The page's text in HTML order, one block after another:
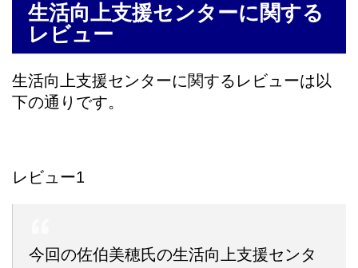
生活向上支援センターに関する
レビュー
生活向上支援センターに関するレビューは以
下の通りです。
レビュー1
今回の佐伯美穂氏の生活向上支援センタ